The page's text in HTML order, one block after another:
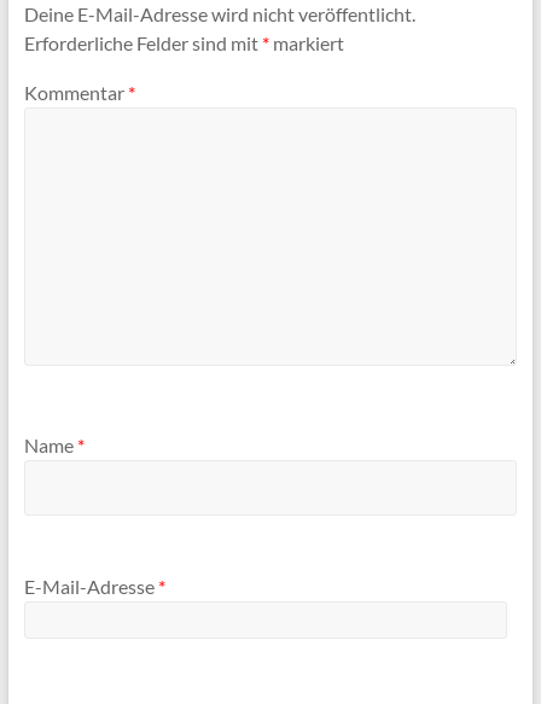
Deine E-Mail-Adresse wird nicht veröffentlicht.
Erforderliche Felder sind mit *markiert
Kommentar *
Name *
E-Mail-Adresse *